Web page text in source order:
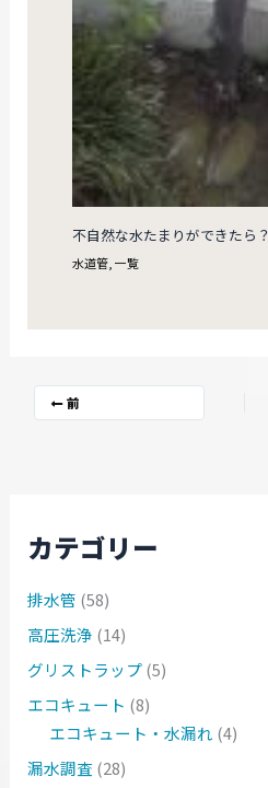
不自然な水たまりができたら？
水道管 ,一覧
前
カテゴリー
排水管 (58)
高圧洗浄 (14)
グリストラップ(5)
エコキュート (8)
エコキュート・水漏れ (4)
漏水調査 (28)